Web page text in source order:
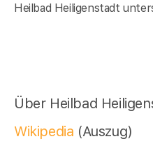
Heilbad Heiligenstadt
Über Heilbad
Wikipedia (Auszug)